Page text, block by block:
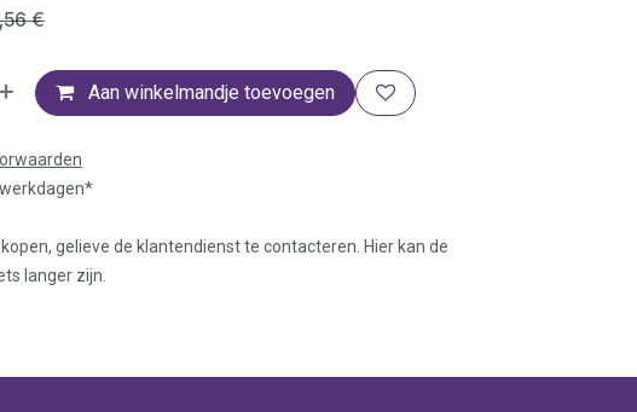
€
Aan winkelmandje toevoegen
werkdagen*
gelieve de klantendienst te contacteren. Hier kan de
langer zijn.